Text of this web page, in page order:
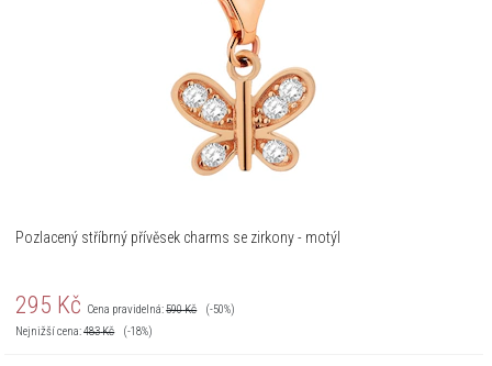
Pozlacený stříbrný přívěsek charms se zirkony - motýl
295 Kč Cena pravidelná:590Kč
(-50%)
Nejnižší cena:483Kč (-18%)